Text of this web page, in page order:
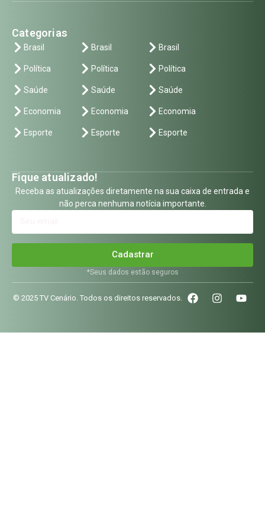
Categorias
Brasil
Política
Saúde
Economia
Esporte
Brasil
Política
Saúde
Economia
Esporte
Brasil
Política
Saúde
Economia
Esporte
Fique atualizado!
Receba as atualizações diretamente na sua caixa de entrada e
não perca nenhuma notícia importante.
Cadastrar
*Seus dados estão seguros
© 2025 TV Cenário. Todos os direitos reservados.